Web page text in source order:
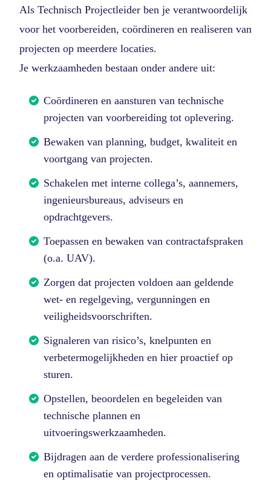
Als Technisch Projectleider ben je verantwoordelijk
voor het voorbereiden, coördineren en realiseren van
projecten op meerdere locaties.
Je werkzaamheden bestaan onder andere uit:
Coördineren en aansturen van technische
projecten van voorbereiding tot oplevering.
Bewaken van planning, budget, kwaliteit en
voortgang van projecten.
Schakelen met interne collega’s, aannemers,
ingenieursbureaus, adviseurs en
opdrachtgevers.
Toepassen en bewaken van contractafspraken
(o.a. UAV).
Zorgen dat projecten voldoen aan geldende
wet- en regelgeving, vergunningen en
veiligheidsvoorschriften.
Signaleren van risico’s, knelpunten en
verbetermogelijkheden en hier proactief op
sturen.
Opstellen, beoordelen en begeleiden van
technische plannen en
uitvoeringswerkzaamheden.
Bijdragen aan de verdere professionalisering
en optimalisatie van projectprocessen.